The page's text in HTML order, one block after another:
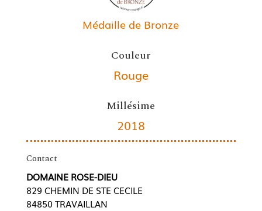
Médaille de Bronze
Couleur
Rouge
Millésime
2018
Contact
DOMAINE ROSE-DIEU
829 CHEMIN DE STE CECILE
84850 TRAVAILLAN